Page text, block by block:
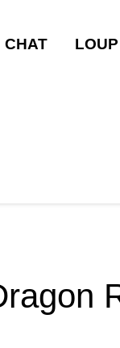
CHAT LOUP